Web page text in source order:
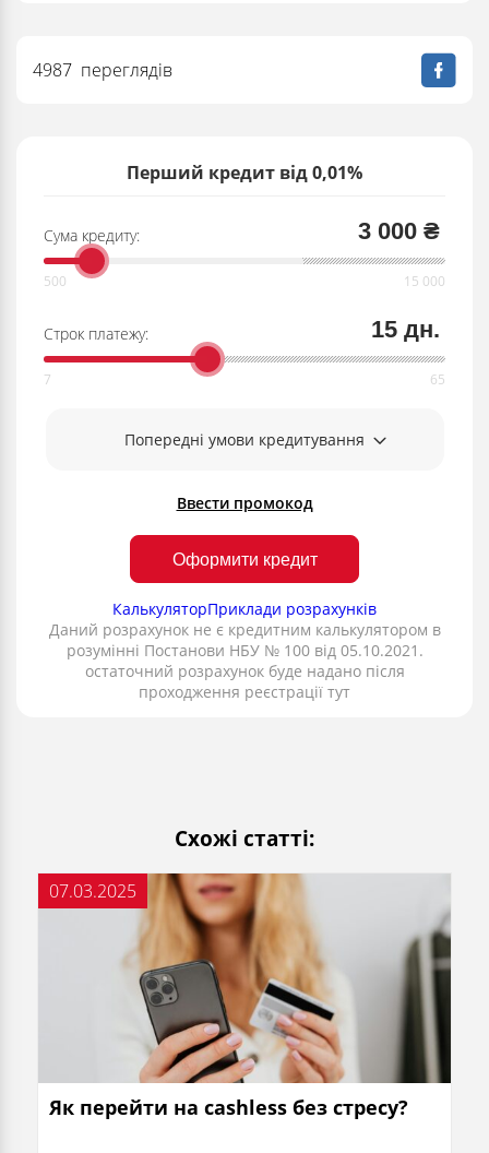
Перший кредит від 0,01%
Сума кредиту: 3 000 ₴
Строк платежу: 15 дн.
Попередні умови кредитування
Ввести промокод
Оформити кредит
КалькуляторПриклади розрахунків
Даний розрахунок не є кредитним калькулятором в
розумінні Постанови НБУ № 100 від 05.10.2021.
остаточний розрахунок буде надано після
проходження реєстрації тут
4987 переглядів
Схожі статті:
07.03.2025
Як перейти на cashless без стресу?